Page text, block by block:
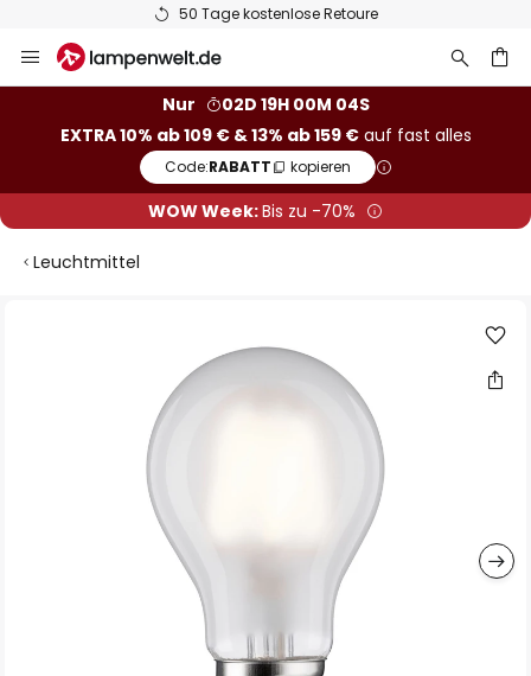
50 Tage kostenlose Retoure
Inhalt
Nur
02D 19H 00M 03S
EXTRA 10% ab 109 € & 13% ab 159 €auf fast alles
Code:RABATT kopieren
WOW Week:Bis zu -70%
Leuchtmittel